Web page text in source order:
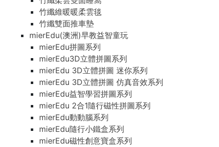
竹纖維暖暖柔雲毯
竹纖雙面推車墊
mierEdu(澳洲)早教益智童玩
mierEdu拼圖系列
mierEdu3D立體拼圖系列
mierEdu 3D立體拼圖 迷你系列
mierEdu 3D立體拼圖 仿真音效系列
mierEdu益智學習拼圖系列
mierEdu 2合1隨行磁性拼圖系列
mierEdu動動腦系列
mierEdu隨行小鐵盒系列
mierEdu磁性創意寶盒系列